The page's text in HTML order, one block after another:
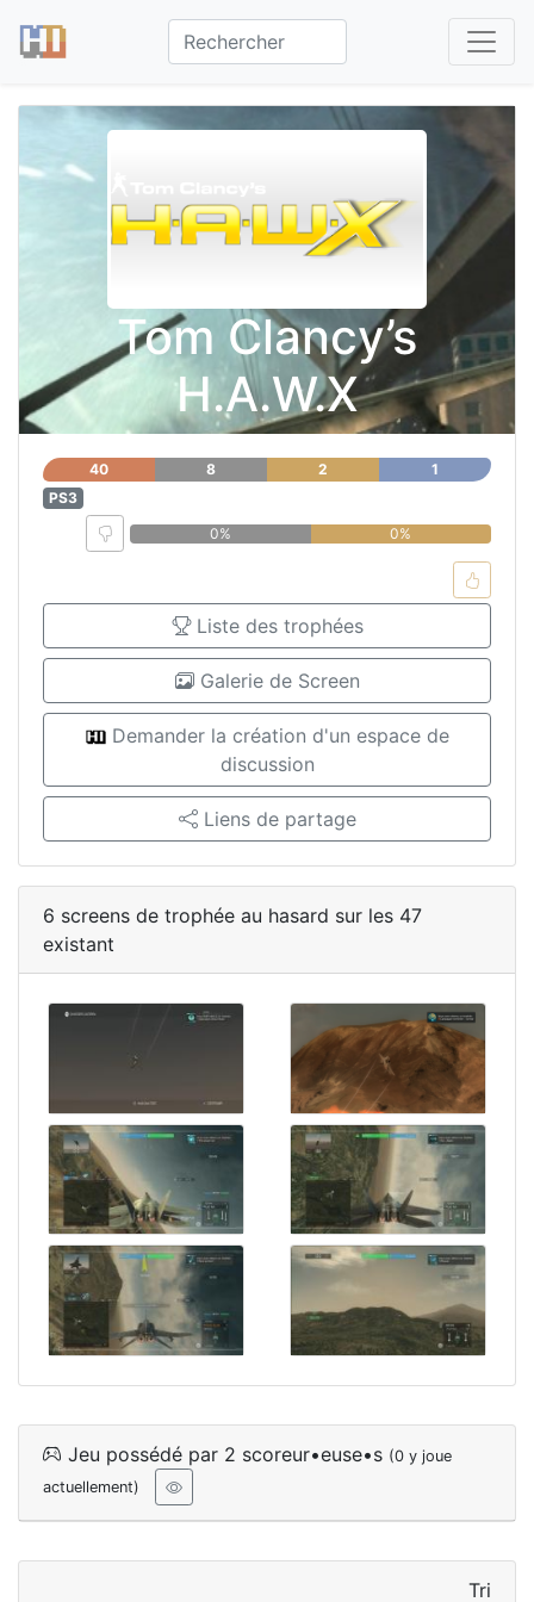
Tom Clancy’s
H.A.W.X
40 8 2
1
PS3
0%
0%
Liste des trophées
Galerie de Screen
Demander la création d'un espace de
discussion
Liens de partage
6 screens de trophée au hasard sur les 47
existant
Jeu possédé par 2 scoreur•euse•s (0 y joue
actuellement)
Tri